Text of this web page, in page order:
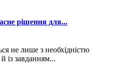
рішення для...
не лише з необхідністю
із завданням...